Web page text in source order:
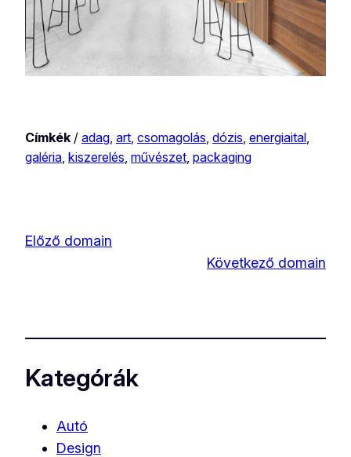
Címkék/ adag, art, csomagolás, dózis, energiaital
galéria, kiszerelés, művészet, packaging
Előző domain
Következő domain
Kategórák
Autó
Design